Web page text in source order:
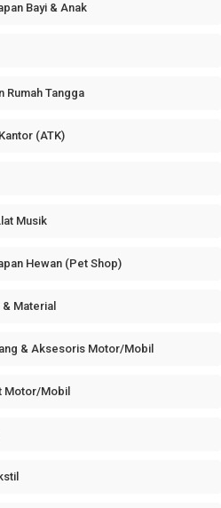
Bayi & Anak
Rumah Tangga
(ATK)
Musik
Hewan (Pet Shop)
Material
& Aksesoris Motor/Mobil
Motor/Mobil